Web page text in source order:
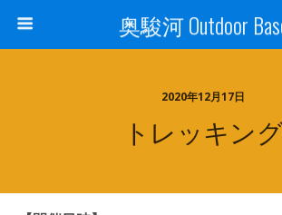
奥駿河 Outdoor
2020年12月17日
トレッキン